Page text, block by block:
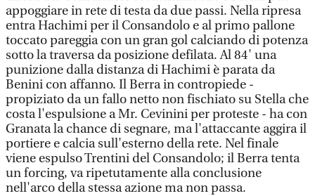
appoggiare in rete di testa da due passi. Nella ripresa
entra Hachimi per il Consandolo e al primo pallone
toccato pareggia con un gran gol calciando di potenza
sotto la traversa da posizione defilata. Al 84' una
punizione dalla distanza di Hachimi è parata da
Benini con affanno. Il Berra in contropiede -
propiziato da un fallo netto non fischiato su Stella che
costa l'espulsione a Mr. Cevinini per proteste - ha con
Granata la chance di segnare, ma l'attaccante aggira il
portiere e calcia sull'esterno della rete. Nel finale
viene espulso Trentini del Consandolo; il Berra tenta
un forcing, va ripetutamente alla conclusione
nell'arco della stessa azione ma non passa.